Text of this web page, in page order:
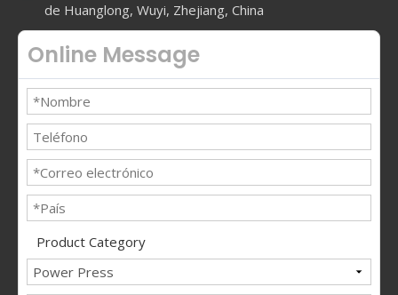
de Huanglong, Wuyi, Zhejiang, China
Online Message
Product Category